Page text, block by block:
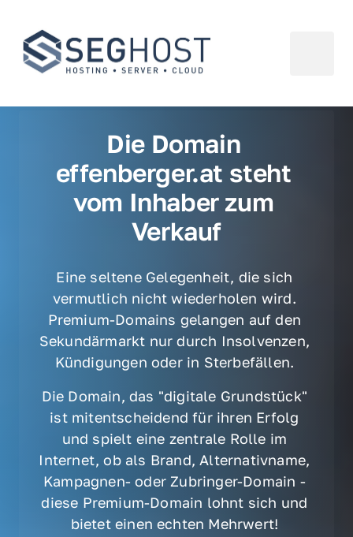
Die Domain
effenberger.at steht
vom Inhaber zum
Verkauf
Eine seltene Gelegenheit, die sich
vermutlich nicht wiederholen wird.
Premium-Domains gelangen auf den
Sekundärmarkt nur durch Insolvenzen,
Kündigungen oder in Sterbefällen.
Die Domain, das "digitale Grundstück"
ist mitentscheidend für ihren Erfolg
und spielt eine zentrale Rolle im
Internet, ob als Brand, Alternativname,
Kampagnen- oder Zubringer-Domain -
diese Premium-Domain lohnt sich und
bietet einen echten Mehrwert!